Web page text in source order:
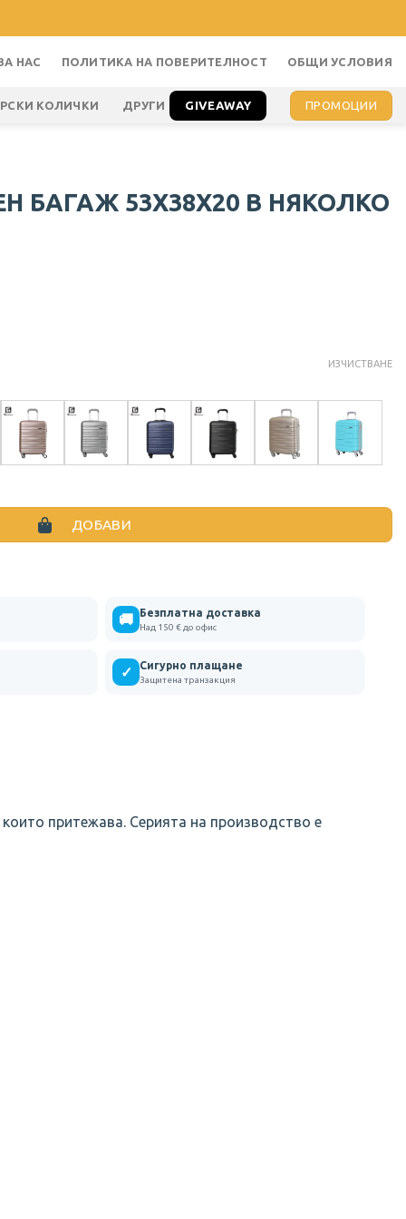
НАС ПОЛИТИКА НА ПОВЕРИТЕЛНОСТ ОБЩИ УСЛОВИЯ
КОЛИЧКИ ДРУГИ GIVEAWAY ПРОМОЦИИ
БАГАЖ 53X38X20 В НЯКОЛКО
ИЗЧИСТВАНЕ
ДОБАВИ
🚚 Безплатна доставка
Над 150 € до офис
✓ Сигурно плащане
Защитена транзакция
притежава. Серията на производство е